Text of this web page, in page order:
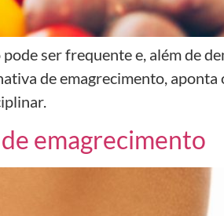
ser frequente e, além de
de emagrecimento, aponta
emagrecimento